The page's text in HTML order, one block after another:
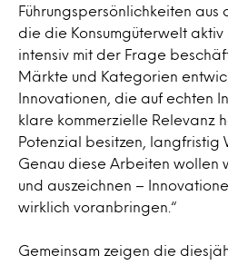
Führungspersönlichkeiten aus
die die Konsumgüterwelt
intensiv mit der Frage
Märkte und Kategorien
Innovationen, die auf echten
klare kommerzielle Relevanz
Potenzial besitzen, langfristig
Genau diese Arbeiten wollen
und auszeichnen –
wirklich voranbringen.“
Gemeinsam zeigen die